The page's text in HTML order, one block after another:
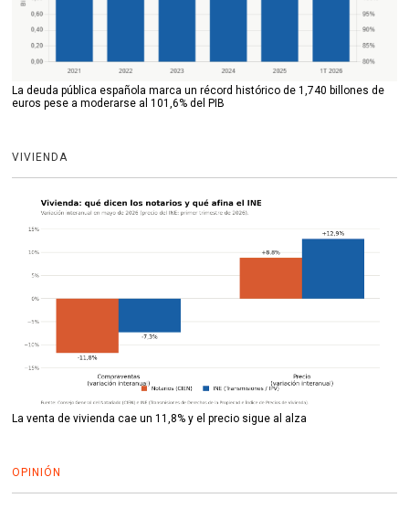
La deuda pública española marca un récord histórico de 1,740 billones de
euros pese a moderarse al 101,6% del PIB
VIVIENDA
La venta de vivienda cae un 11,8% y el precio sigue al alza
OPINIÓN